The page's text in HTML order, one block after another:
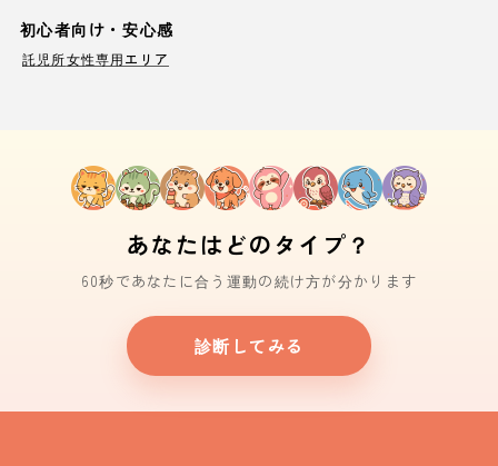
初心者向け・安心感
託児所女性専用エリア
あなたはどのタイプ？
60秒であなたに合う運動の続け方が分かります
診断してみる